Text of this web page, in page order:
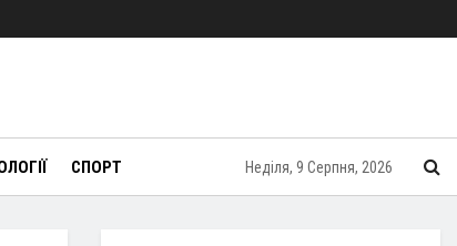
СПОРТ Неділя, 9 Серпня, 2026